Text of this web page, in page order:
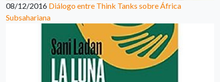
08/12/2016 Diálogo entre Think Tanks sobre África
Subsahariana